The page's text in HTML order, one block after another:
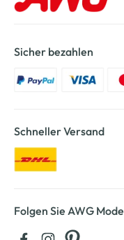
Sicher bezahlen
Schneller Versand
Folgen Sie AWG Mode